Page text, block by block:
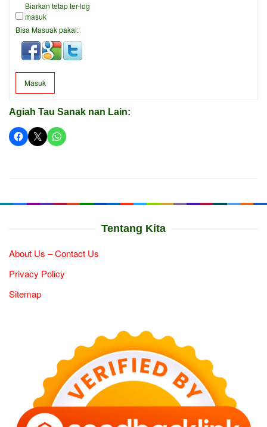
Biarkan tetap ter-log
masuk
Bisa Masuak pakai:
Masuk
Agiah Tau Sanak nan Lain:
Tentang Kita
About Us – Contact Us
Privacy Policy
Sitemap